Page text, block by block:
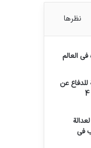
نظرها
في العالم
عن
في